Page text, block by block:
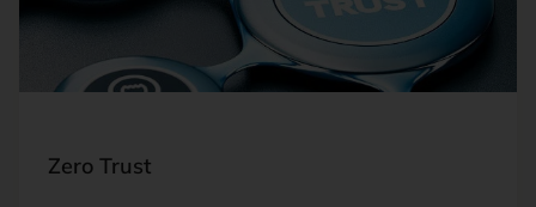
Zero Trust